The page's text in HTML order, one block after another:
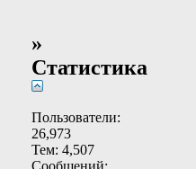
»
Статистика
Пользователи:
26,973
Тем: 4,507
Сообщений: